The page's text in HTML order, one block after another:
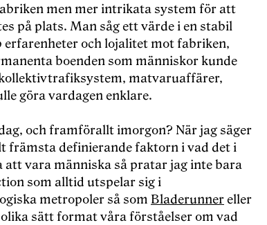
men mer intrikata system för att
på plats. Man såg ett värde i en stabil
och lojalitet mot fabriken,
boenden som människor kunde
matvaruaffärer,
göra vardagen enklare.
och framförallt imorgon? När jag säger
främsta definierande faktorn i vad det i
vara människa så pratar jag inte bara
som alltid utspelar sig i
metropoler så som Bladerunnereller
olika sätt format våra förståelser om vad